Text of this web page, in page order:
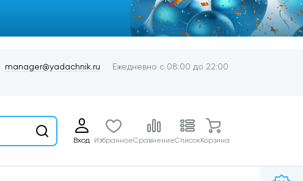
manager@yadachnik.ru Ежедневно с 08:00 до 22:00
Вход ИзбранноеСравнениеСписокКорзина